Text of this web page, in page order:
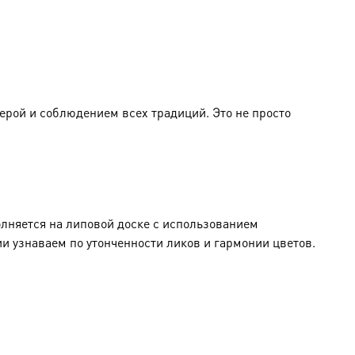
и соблюдением всех традиций. Это не просто
на липовой доске с использованием
узнаваем по утонченности ликов и гармонии цветов.